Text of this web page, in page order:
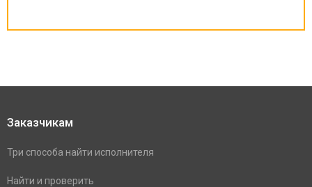
Заказчикам
Три способа найти исполнителя
Найти и проверить